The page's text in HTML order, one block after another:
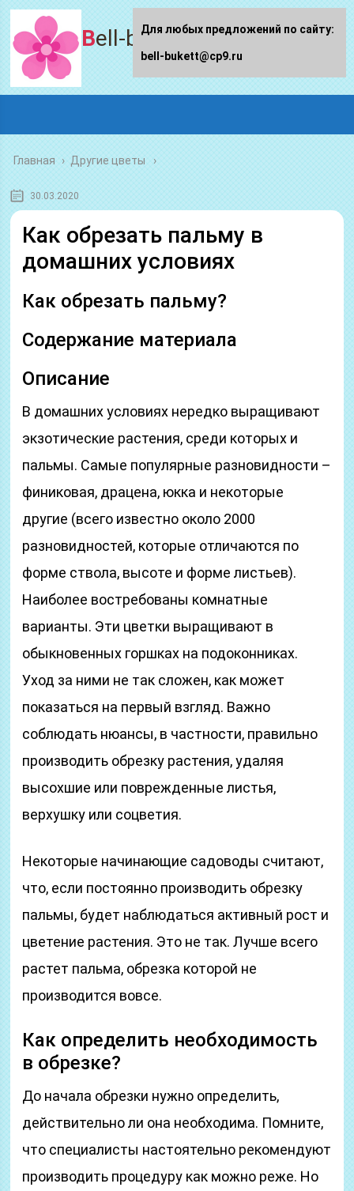
Bell-bukett.ru
Главная › Другие цветы
30.03.2020
Как обрезать пальму в
домашних условиях
Как обрезать пальму?
Содержание материала
Описание
В домашних условиях нередко выращивают
экзотические растения, среди которых и
пальмы. Самые популярные разновидности –
финиковая, драцена, юкка и некоторые
другие (всего известно около 2000
разновидностей, которые отличаются по
форме ствола, высоте и форме листьев).
Наиболее востребованы комнатные
варианты. Эти цветки выращивают в
обыкновенных горшках на подоконниках.
Уход за ними не так сложен, как может
показаться на первый взгляд. Важно
соблюдать нюансы, в частности, правильно
производить обрезку растения, удаляя
высохшие или поврежденные листья,
верхушку или соцветия.
Некоторые начинающие садоводы считают,
что, если постоянно производить обрезку
пальмы, будет наблюдаться активный рост и
цветение растения. Это не так. Лучше всего
растет пальма, обрезка которой не
производится вовсе.
Как определить необходимость
в обрезке?
До начала обрезки нужно определить,
действительно ли она необходима. Помните,
что специалисты настоятельно рекомендуют
производить процедуру как можно реже. Но
Для любых предложений по сайту:
bell-bukett@cp9.ru